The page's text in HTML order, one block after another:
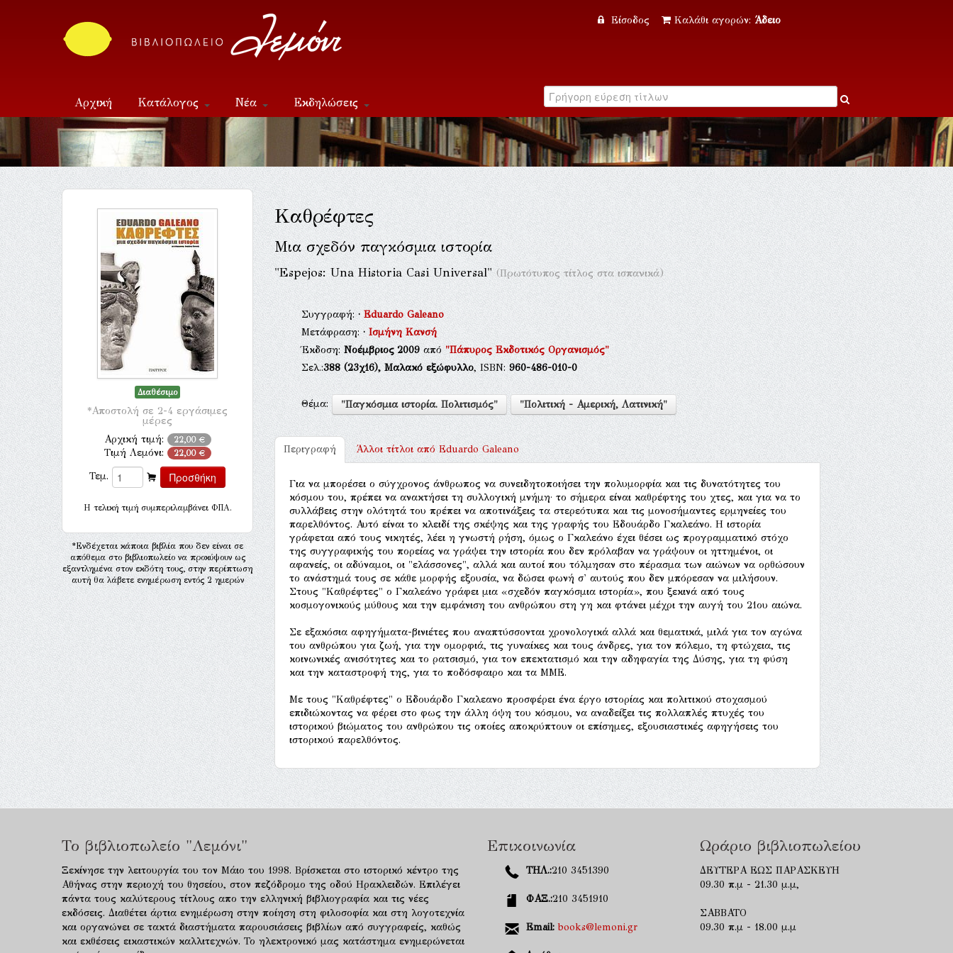
Είσοδος Καλάθι αγορών: Άδειο
Αρχική Κατάλογος Νέα Εκδηλώσεις
Επικοινωνία
Διαθέσιμο
*Αποστολή σε 2-4 εργάσιμες
μέρες
Αρχική τιμή: 22,00 €
Τιμή Λεμόνι: 22,00 €
Τεμ.
H τελική τιμή συμπεριλαμβάνει ΦΠΑ.
*Ενδέχεται κάποια βιβλία που δεν είναι σε
απόθεμα στο βιβλιοπωλείο να προκύψουν ως
εξαντλημένα στον εκδότη τους, στην περίπτωση
αυτή θα λάβετε ενημέρωση εντός 2 ημερών
Καθρέφτες
Μια σχεδόν παγκόσμια ιστορία
"Espejos: Una Historia Casi Universal"(Πρωτότυπος τίτλος στα ισπανικά)
Συγγραφή:·Eduardo Galeano
Μετάφραση:·Ισμήνη Κανσή
Έκδοση:Νοέμβριος 2009από"Πάπυρος Εκδοτικός Οργανισμός"
Σελ.:388(23χ16), Μαλακό εξώφυλλο, ISBN:960-486-010-0
Θέμα: "Παγκόσμια ιστορία. Πολιτισμός" "Πολιτική - Αμερική, Λατινική"
Περιγραφή Άλλοι τίτλοι απόEduardo Galeano
Για να μπορέσει ο σύγχρονος άνθρωπος να συνειδητοποιήσει την πολυμορφία και τις δυνατότητες του
κόσμου του, πρέπει να ανακτήσει τη συλλογική μνήμη· το σήμερα είναι καθρέφτης του χτες, και για να το
συλλάβεις στην ολότητά του πρέπει να αποτινάξεις τα στερεότυπα και τις μονοσήμαντες ερμηνείες του
παρελθόντος. Αυτό είναι το κλειδί της σκέψης και της γραφής του Εδουάρδο Γκαλεάνο. Η ιστορία
γράφεται από τους νικητές, λέει η γνωστή ρήση, όμως ο Γκαλεάνο έχει θέσει ως προγραμματικό στόχο
της συγγραφικής του πορείας να γράψει την ιστορία που δεν πρόλαβαν να γράψουν οι ηττημένοι, οι
αφανείς, οι αδύναμοι, οι "ελάσσονες", αλλά και αυτοί που τόλμησαν στο πέρασμα των αιώνων να ορθώσουν
το ανάστημά τους σε κάθε μορφής εξουσία, να δώσει φωνή σ' αυτούς που δεν μπόρεσαν να μιλήσουν.
Στους "Καθρέφτες" ο Γκαλεάνο γράφει μια «σχεδόν παγκόσμια ιστορία», που ξεκινά από τους
κοσμογονικούς μύθους και την εμφάνιση του ανθρώπου στη γη και φτάνει μέχρι την αυγή του 21ου αιώνα.
Σε εξακόσια αφηγήματα-βινιέτες που αναπτύσσονται χρονολογικά αλλά και θεματικά, μιλά για τον αγώνα
του ανθρώπου για ζωή, για την ομορφιά, τις γυναίκες και τους άνδρες, για τον πόλεμο, τη φτώχεια, τις
κοινωνικές ανισότητες και το ρατσισμό, για τον επεκτατισμό και την αδηφαγία της Δύσης, για τη φύση
και την καταστροφή της, για το ποδόσφαιρο και τα ΜΜΕ.
Με τους "Καθρέφτες" ο Εδουάρδο Γκαλεανο προσφέρει ένα έργο ιστορίας και πολιτικού στοχασμού
επιδιώκοντας να φέρει στο φως την άλλη όψη του κόσμου, να αναδείξει τις πολλαπλές πτυχές του
ιστορικού βιώματος του ανθρώπου τις οποίες αποκρύπτουν οι επίσημες, εξουσιαστικές αφηγήσεις του
ιστορικού παρελθόντος.
Το βιβλιοπωλείο "Λεμόνι"
Ξεκίνησε την λειτουργία του τον Μάιο του 1998. Βρίσκεται στο ιστορικό κέντρο της
Αθήνας στην περιοχή του θησείου, στον πεζόδρομο της οδού Ηρακλειδών. Επιλέγει
πάντα τους καλύτερους τίτλους απο την ελληνική βιβλιογραφία και τις νέες
εκδόσεις. Διαθέτει άρτια ενημέρωση στην ποίηση στη φιλοσοφία και στη λογοτεχνία
και οργανώνει σε τακτά διαστήματα παρουσιάσεις βιβλίων από συγγραφείς, καθώς
και εκθέσεις εικαστικών καλλιτεχνών. Το ηλεκτρονικό μας κατάστημα ενημερώνεται
Επικοινωνία
ΤΗΛ.:210 3451390
ΦΑΞ.:210 3451910
Email: books@lemoni.gr
Ωράριο βιβλιοπωλείου
ΔΕΥΤΕΡΑ ΕΩΣ ΠΑΡΑΣΚΕΥΗ
09.30 π.μ - 21.30 μ.μ,
ΣΑΒΒΑΤΟ
09.30 π.μ - 18.00 μ.μ